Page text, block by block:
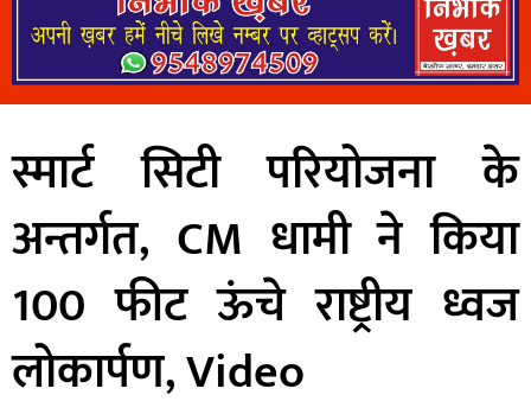
स्मार्ट सिटी परियोजना के
अन्तर्गत, CM धामी ने किया
100 फीट ऊंचे राष्ट्रीय ध्वज
लोकार्पण, Video